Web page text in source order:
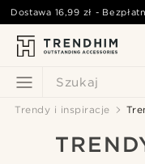
Szukaj
Dostawa 16,99 zł -
Trendy i inspiracje